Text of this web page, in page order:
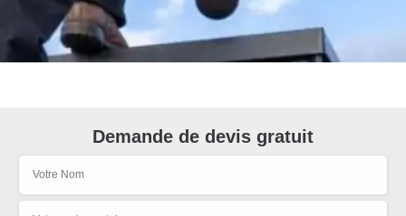
Demande de devis gratuit